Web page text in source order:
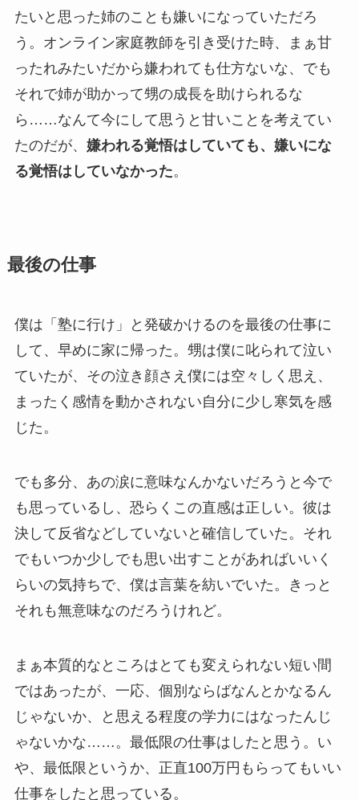
たいと思った姉のことも嫌いになっていただろ
う。オンライン家庭教師を引き受けた時、まぁ甘
ったれみたいだから嫌われても仕方ないな、でも
それで姉が助かって甥の成長を助けられるな
ら……なんて今にして思うと甘いことを考えてい
たのだが、 嫌われる覚悟はしていても、嫌いにな
る覚悟はしていなかった。
最後の仕事
僕は「塾に行け」と発破かけるのを最後の仕事に
して、早めに家に帰った。甥は僕に叱られて泣い
ていたが、その泣き顔さえ僕には空々しく思え、
まったく感情を動かされない自分に少し寒気を感
じた。
でも多分、あの涙に意味なんかないだろうと今で
も思っているし、恐らくこの直感は正しい。彼は
決して反省などしていないと確信していた。それ
でもいつか少しでも思い出すことがあればいいく
らいの気持ちで、僕は言葉を紡いでいた。きっと
それも無意味なのだろうけれど。
まぁ本質的なところはとても変えられない短い間
ではあったが、一応、個別ならばなんとかなるん
じゃないか、と思える程度の学力にはなったんじ
ゃないかな……。最低限の仕事はしたと思う。い
や、最低限というか、正直100万円もらってもいい
仕事をしたと思っている。